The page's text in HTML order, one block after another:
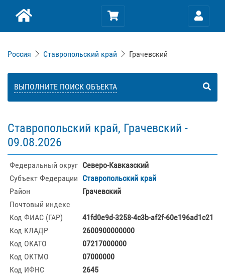
Россия Ставропольский край Грачевский
ВЫПОЛНИТЕ ПОИСК ОБЪЕКТА
Ставропольский край, Грачевский -
09.08.2026
Федеральный округ Северо-Кавказский
Субъект Федерации Ставропольский край
Район
Грачевский
Почтовый индекс
Код ФИАС (ГАР)
41fd0e9d-3258-4c3b-af2f-60e196ad1c21
Код КЛАДР
2600900000000
Код ОКАТО
07217000000
Код ОКТМО
07000000
Код ИФНС
2645